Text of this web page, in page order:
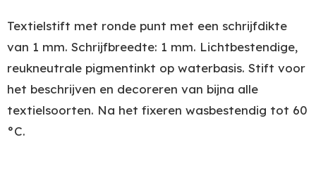
Textielstift met ronde punt met een schrijfdikte
van 1 mm. Schrijfbreedte: 1 mm. Lichtbestendige,
reukneutrale pigmentinkt op waterbasis. Stift voor
het beschrijven en decoreren van bijna alle
textielsoorten. Na het fixeren wasbestendig tot 60
°C.